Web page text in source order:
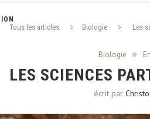
Tous les articles Biologie Les
Biologie
LES SCIENCES
écrit par